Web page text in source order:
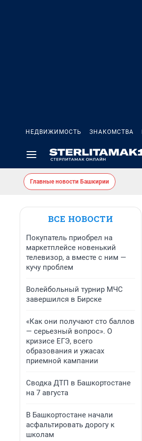
НЕДВИЖИМОСТЬ ЗНАКОМСТВА
Главные новости Башкирии
ВСЕ НОВОСТИ
Покупатель приобрел на
маркетплейсе новенький
телевизор, а вместе с ним —
кучу проблем
Волейбольный турнир МЧС
завершился в Бирске
«Как они получают сто баллов
— серьезный вопрос». О
кризисе ЕГЭ, всего
образования и ужасах
приемной кампании
Сводка ДТП в Башкортостане
на 7 августа
В Башкортостане начали
асфальтировать дорогу к
школам